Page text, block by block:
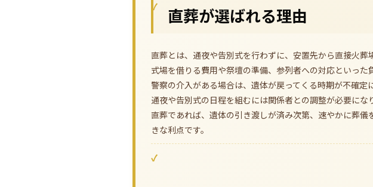
直葬が選ばれる理由
直葬とは、通夜や告別式を行わずに、安置先から直接火葬
式場を借りる費用や祭壇の準備、参列者への対応といっ
警察の介入がある場合は、遺体が戻ってくる時期が不確定
通夜や告別式の日程を組むには関係者との調整が必要にな
直葬であれば、遺体の引き渡しが済み次第、速やかに葬
きな利点です。